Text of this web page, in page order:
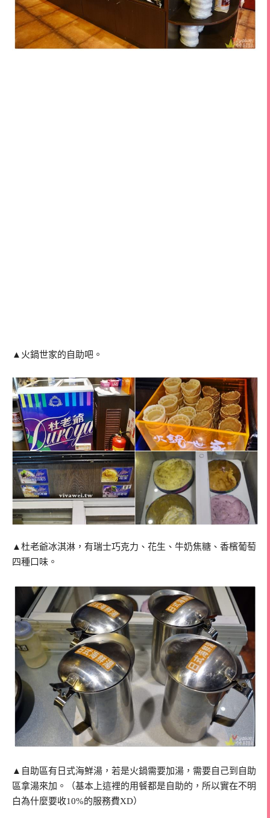
▲火鍋世家的自助吧。
▲杜老爺冰淇淋，有瑞士巧克力、花生、牛奶焦糖、香檳葡萄
四種口味。
▲自助區有日式海鮮湯，若是火鍋需要加湯，需要自己到自助
區拿湯來加。（基本上這裡的用餐都是自助的，所以實在不明
白為什麼要收10%的服務費XD）